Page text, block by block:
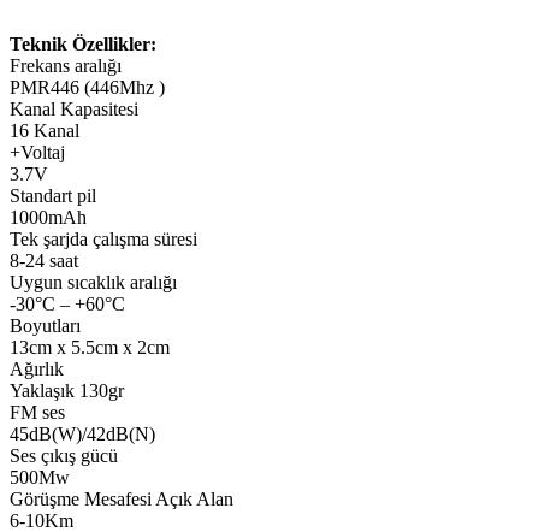
Teknik Özellikler:
Frekans aralığı
PMR446 (446Mhz )
Kanal Kapasitesi
16 Kanal
+Voltaj
3.7V
Standart pil
1000mAh
Tek şarjda çalışma süresi
8-24 saat
Uygun sıcaklık aralığı
-30°C – +60°C
Boyutları
13cm x 5.5cm x 2cm
Ağırlık
Yaklaşık 130gr
FM ses
45dB(W)/42dB(N)
Ses çıkış gücü
500Mw
Görüşme Mesafesi Açık Alan
6-10Km